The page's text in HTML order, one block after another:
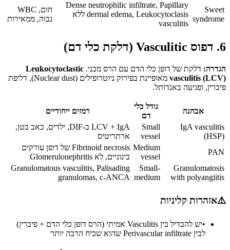
Sweet
syndrome
Dense neutrophilic infiltrate, Papillary
dermal edema, Leukocytoclasis ללא
vasculitis
חום, WBC
גבוה, ממאירות
6. דפוס Vasculitic (דלקת כלי דם)
הגדרה: דלקת של דופן כלי הדם עם הרס מבני. Leukocytoclastic
vasculitis (LCV)
מאופיינת בפירוק ניוטרופילים (Nuclear dust), דליפת
פיברין, ופגיעה באנדותל.
אבחנה
גודל כלי
דם
רמזים ייחודיים
IgA vasculitis
(HSP)
Small
vessel
LCV + IgA ב-DIF, ילדים, כאב בטן,
ארתריטיס
PAN
Medium
vessel
Fibrinoid necrosis של דופן עורקים
בינוניים, לא Glomerulonephritis
Granulomatosis
with polyangiitis
Small-
medium
Granulomatous vasculitis, Palisading
granulomas, c-ANCA
⚠️אזהרות קליניות
•
יש להבדיל בין Vasculitis אמיתי (הרס דופן כלי הדם + פיברין)
לבין Perivascular infiltrate שהוא שכיח הרבה יותר